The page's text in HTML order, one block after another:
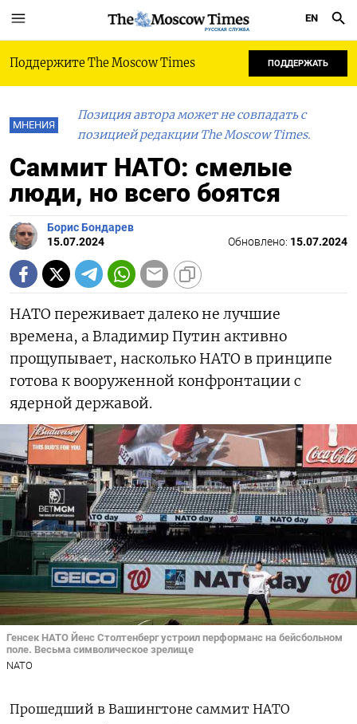
РУССКАЯ СЛУЖБА
EN
Поддержите The Moscow Times ПОДДЕРЖАТЬ
МНЕНИЯ
Позиция автора может не совпадать с
позицией редакции The Moscow Times.
Саммит НАТО: смелые
люди, но всего боятся
Борис Бондарев
15.07.2024
Обновлено: 15.07.2024
НАТО переживает далеко не лучшие
времена, а Владимир Путин активно
прощупывает, насколько НАТО в принципе
готова к вооруженной конфронтации с
ядерной державой.
Генсек НАТО Йенс Столтенберг устроил перформанс на бейсбольном
поле. Весьма символическое зрелище
NATO
Прошедший в Вашингтоне саммит НАТО